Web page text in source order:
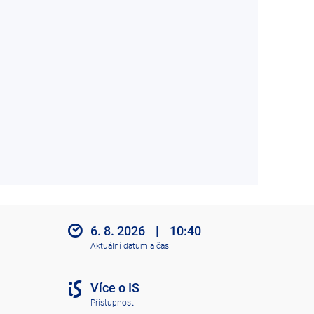
6. 8. 2026 | 10:40
Aktuální datum a čas
Více o IS
Přístupnost